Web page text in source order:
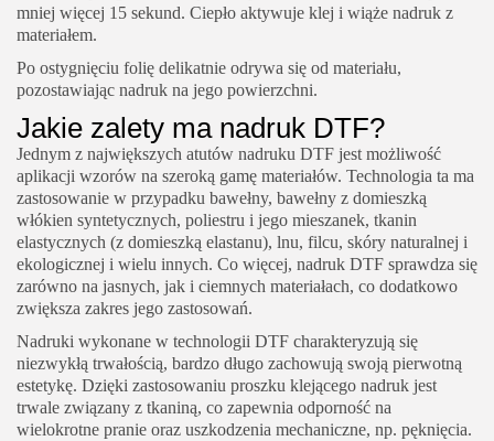
mniej więcej 15 sekund. Ciepło aktywuje klej i wiąże nadruk z
materiałem.
Po ostygnięciu folię delikatnie odrywa się od materiału,
pozostawiając nadruk na jego powierzchni.
Jakie zalety ma nadruk DTF?
Jednym z największych atutów nadruku DTF jest możliwość
aplikacji wzorów na szeroką gamę materiałów. Technologia ta ma
zastosowanie w przypadku bawełny, bawełny z domieszką
włókien syntetycznych, poliestru i jego mieszanek, tkanin
elastycznych (z domieszką elastanu), lnu, filcu, skóry naturalnej i
ekologicznej i wielu innych. Co więcej, nadruk DTF sprawdza się
zarówno na jasnych, jak i ciemnych materiałach, co dodatkowo
zwiększa zakres jego zastosowań.
Nadruki wykonane w technologii DTF charakteryzują się
niezwykłą trwałością, bardzo długo zachowują swoją pierwotną
estetykę. Dzięki zastosowaniu proszku klejącego nadruk jest
trwale związany z tkaniną, co zapewnia odporność na
wielokrotne pranie oraz uszkodzenia mechaniczne, np. pęknięcia.